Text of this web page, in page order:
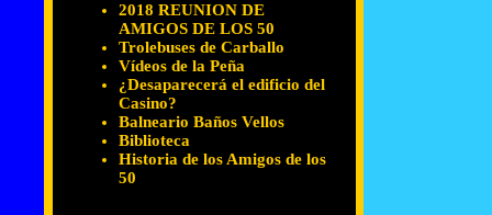
2018 REUNION DE
AMIGOS DE LOS 50
Trolebuses de Carballo
Vídeos de la Peña
¿Desaparecerá el edificio del
Casino?
Balneario Baños Vellos
Biblioteca
Historia de los Amigos de los
50